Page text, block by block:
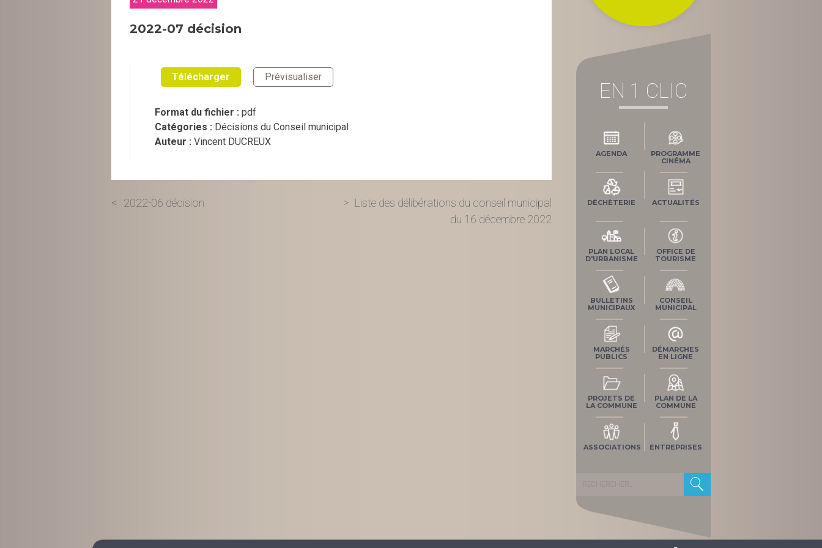
2022-07 décision
Télécharger Prévisualiser
Format du fichier : pdf
Catégories : Décisions du Conseil municipal
Auteur : Vincent DUCREUX
Navigation
2022-06 décision
Liste des délibérations du conseil municipal
du 16 décembre 2022
EN 1 CLIC
AGENDA
PROGRAMME
CINÉMA
DÉCHÈTERIE ACTUALITÉS
PLAN LOCAL
D'URBANISME
OFFICE DE
TOURISME
BULLETINS
MUNICIPAUX
CONSEIL
MUNICIPAL
MARCHÉS
PUBLICS
DÉMARCHES
EN LIGNE
PROJETS DE
LA COMMUNE
PLAN DE LA
COMMUNE
ASSOCIATIONS ENTREPRISES
Rechercher :